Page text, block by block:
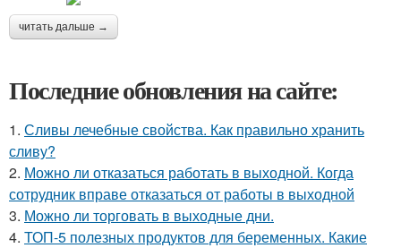
читать дальше →
Последние обновления на сайте:
1. Сливы лечебные свойства. Как правильно хранить
сливу?
2. Можно ли отказаться работать в выходной. Когда
сотрудник вправе отказаться от работы в выходной
3. Можно ли торговать в выходные дни.
4. ТОП-5 полезных продуктов для беременных. Какие